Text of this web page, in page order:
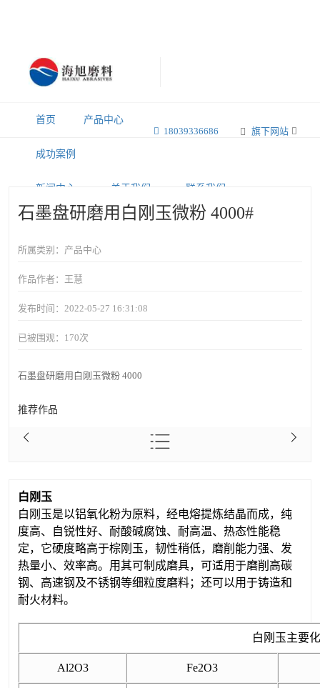
旗下网站
18039336686
首页 产品中心
成功案例
新闻中心 关于我们 联系我们
石墨盘研磨用白刚玉微粉 4000#
所属类别：产品中心
作品作者：王慧
发布时间：2022-05-27 16:31:08
已被围观： 170次
石墨盘研磨用白刚玉微粉 4000
推荐作品
白刚玉
白刚玉是以铝氧化粉为原料，经电熔提炼结晶而成，纯
度高、自锐性好、耐酸碱腐蚀、耐高温、热态性能稳
定，它硬度略高于棕刚玉，韧性稍低，磨削能力强、发
热量小、效率高。用其可制成磨具，可适用于磨削高碳
钢、高速钢及不锈钢等细粒度磨料；还可以用于铸造和
耐火材料。
白刚玉主要
Al2O3 Fe2O3